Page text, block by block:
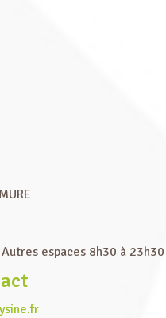
espaces 8h30 à 23h30